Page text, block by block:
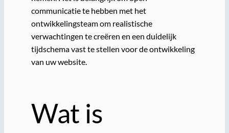
communicatie te hebben met het
ontwikkelingsteam om realistische
verwachtingen te creëren en een duidelijk
tijdschema vast te stellen voor de ontwikkeling
van uw website.
Wat is